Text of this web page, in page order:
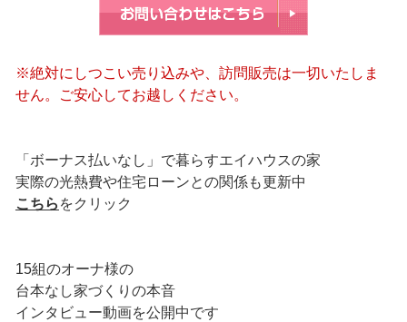
※絶対にしつこい売り込みや、訪問販売は一切いたしま
せん。ご安心してお越しください。
「ボーナス払いなし」で暮らすエイハウスの家
実際の光熱費や住宅ローンとの関係も更新中
こちら をクリック
15組のオーナ様の
台本なし家づくりの本音
インタビュー動画を公開中です